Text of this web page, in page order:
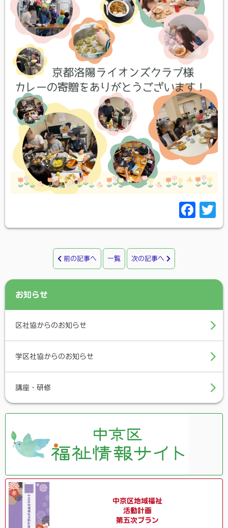
F
a
b
o
t
e
r
前の記事へ 一覧 次の記事へ
お知らせ
区社協からのお知らせ
学区社協からのお知らせ
講座・研修
中京区地域福祉
活動計画
第五次プラン